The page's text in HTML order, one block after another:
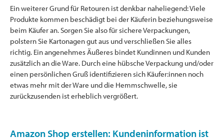
Ein weiterer Grund für Retouren ist denkbar naheliegend: Viele
Produkte kommen beschädigt bei der Käuferin beziehungsweise
beim Käufer an. Sorgen Sie also für sichere Verpackungen,
polstern Sie Kartonagen gut aus und verschließen Sie alles
richtig. Ein angenehmes Äußeres bindet Kundinnen und Kunden
zusätzlich an die Ware. Durch eine hübsche Verpackung und/oder
einen persönlichen Gruß identifizieren sich Käufer:innen noch
etwas mehr mit der Ware und die Hemmschwelle, sie
zurückzusenden ist erheblich vergrößert.
Amazon Shop erstellen: Kundeninformation ist